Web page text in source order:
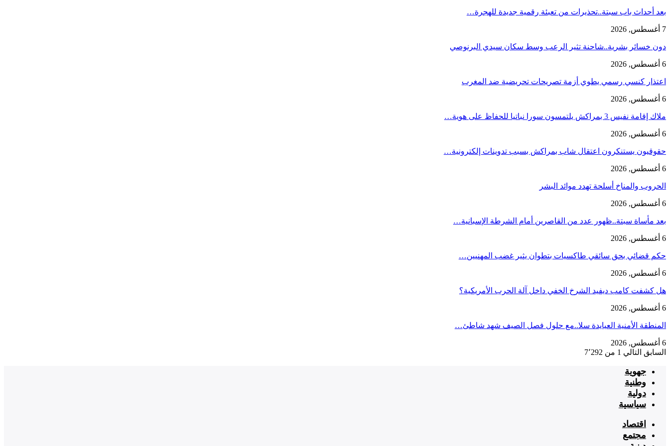
بعد أحداث باب سبتة..تحذيرات من تعبئة رقمية جديدة للهجرة…
7 أغسطس, 2026
دون خسائر بشرية..شاحنة تثير الرعب وسط سكان سيدي البرنوصي
6 أغسطس, 2026
اعتذار كنسي رسمي يطوي أزمة تصريحات تحريضية ضد المغرب
6 أغسطس, 2026
ملاك إقامة نفيس 3 بمراكش يلتمسون سورا نباتيا للحفاظ على هوية…
6 أغسطس, 2026
حقوقيون يستنكرون اعتقال شاب بمراكش بسبب تدوينات إلكترونية…
6 أغسطس, 2026
الحروب والمناخ أسلحة تهدد موائد البشر
6 أغسطس, 2026
بعد مأساة سبتة..ظهور عدد من القاصرين أمام الشرطة الإسبانية…
6 أغسطس, 2026
حكم قضائي بحق سائقي طاكسيات بتطوان يثير غضب المهنيين…
6 أغسطس, 2026
هل كشفت كامب ديفيد الشرخ الخفي داخل آلة الحرب الأمريكية؟
6 أغسطس, 2026
‏المنطقة الأمنية العيايدة سلا..مع حلول فصل الصيف شهد شاطئ…
6 أغسطس, 2026
السابق التالي 1 من 7٬292
جهوية
وطنية
دولية
سياسية
اقتصاد
مجتمع